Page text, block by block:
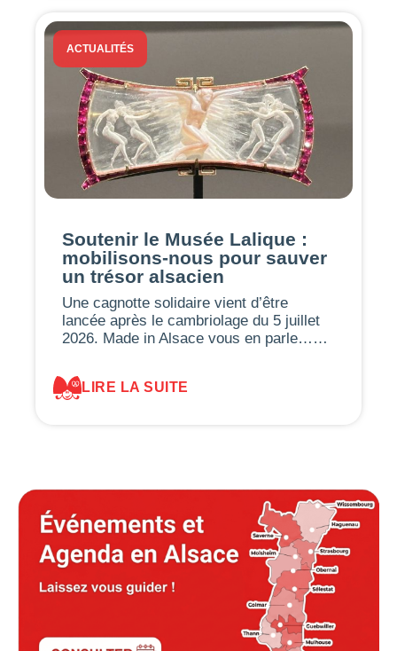
ACTUALITÉS
Soutenir le Musée Lalique :
mobilisons-nous pour sauver
un trésor alsacien
Une cagnotte solidaire vient d’être
lancée après le cambriolage du 5 juillet
2026. Made in Alsace vous en parle……
LIRE LA SUITE